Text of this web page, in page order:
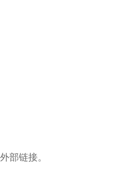
部链接。